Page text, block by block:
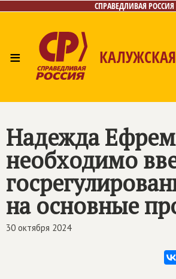
СПРАВЕДЛИВАЯ РОССИЯ
≡
Контакты
Надежда
необходимо
на основные
30 октября 2024